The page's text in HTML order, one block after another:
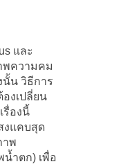
และ
พความคม
นั้น วิธีการ
งเปลี่ยน
องนี้
งแคบสุด
าพ
ำตก) เพื่อ